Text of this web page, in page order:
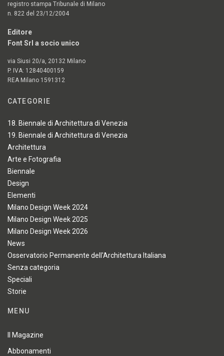
registro stampa Tribunale di Milano
n. 822 del 23/12/2004
Editore
Font Srl a socio unico
via Siusi 20/a, 20132 Milano
P. IVA: 12840400159
REA Milano 1591312
CATEGORIE
18. Biennale di Architettura di Venezia
19. Biennale di Architettura di Venezia
Architettura
Arte e Fotografia
Biennale
Design
Elementi
Milano Design Week 2024
Milano Design Week 2025
Milano Design Week 2026
News
Osservatorio Permanente dell'Architettura Italiana
Senza categoria
Speciali
Storie
MENU
Il Magazine
Abbonamenti